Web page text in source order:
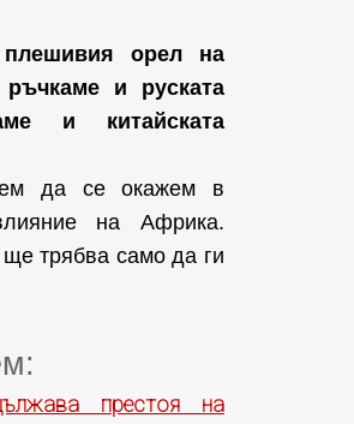
орел на
и руската
и китайската
да се окажем в
на Африка.
трябва само да ги
престоя на